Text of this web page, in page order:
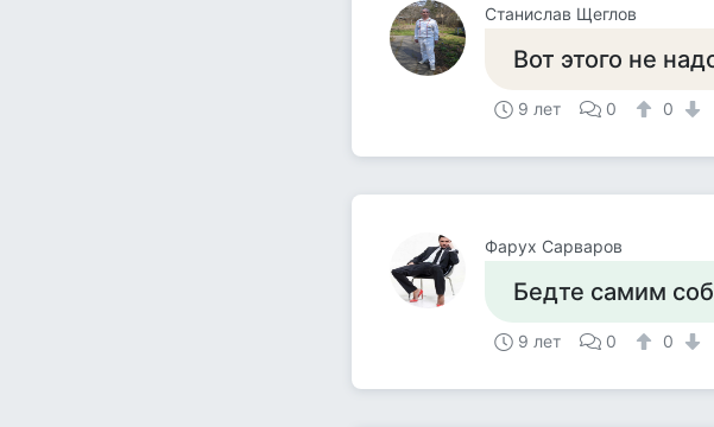
Станислав Щеглов
Вот этого не
9 лет 0 0
Фарух Сарваров
Бедте самим
9 лет 0 0